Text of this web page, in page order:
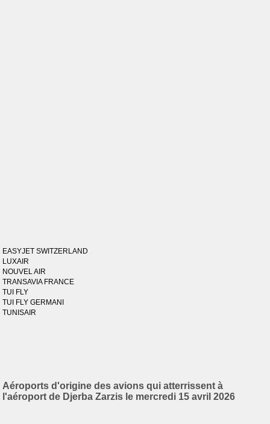
EASYJET SWITZERLAND
LUXAIR
NOUVEL AIR
TRANSAVIA FRANCE
TUI FLY
TUI FLY GERMANI
TUNISAIR
Aéroports d'origine des avions qui atterrissent à
l'aéroport de Djerba Zarzis le mercredi 15 avril 2026